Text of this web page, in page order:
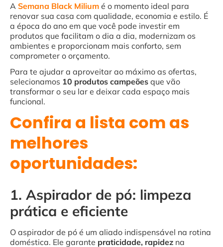
A Semana Black Milium é o momento ideal para
renovar sua casa com qualidade, economia e estilo. É
a época do ano em que você pode investir em
produtos que facilitam o dia a dia, modernizam os
ambientes e proporcionam mais conforto, sem
comprometer o orçamento.
Para te ajudar a aproveitar ao máximo as ofertas,
selecionamos 10 produtos campeões que vão
transformar o seu lar e deixar cada espaço mais
funcional.
Confira a lista com as
melhores
oportunidades:
1. Aspirador de pó: limpeza
prática e eficiente
O aspirador de pó é um aliado indispensável na rotina
doméstica. Ele garante praticidade, rapidez na